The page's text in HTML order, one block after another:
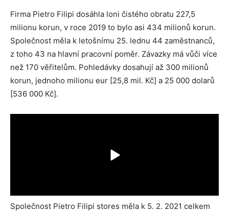
Firma Pietro Filipi dosáhla loni čistého obratu 227,5
milionu korun, v roce 2019 to bylo asi 434 milionů korun.
Společnost měla k letošnímu 25. lednu 44 zaměstnanců,
z toho 43 na hlavní pracovní poměr. Závazky má vůči více
než 170 věřitelům. Pohledávky dosahují až 300 milionů
korun, jednoho milionu eur [25,8 mil. Kč] a 25 000 dolarů
[536 000 Kč].
Společnost Pietro Filipi stores měla k 5. 2. 2021 celkem